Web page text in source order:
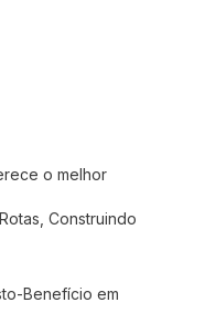
o melhor
Construindo
Benefício em